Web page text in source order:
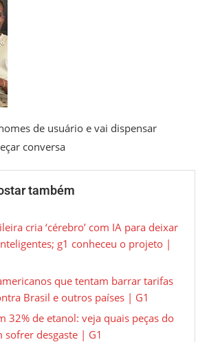
de usuário e vai dispensar
conversa
também
cria ‘cérebro’ com IA para deixar
g1 conheceu o projeto |
que tentam barrar tarifas
Brasil e outros países | G1
32% de etanol: veja quais peças do
sofrer desgaste | G1